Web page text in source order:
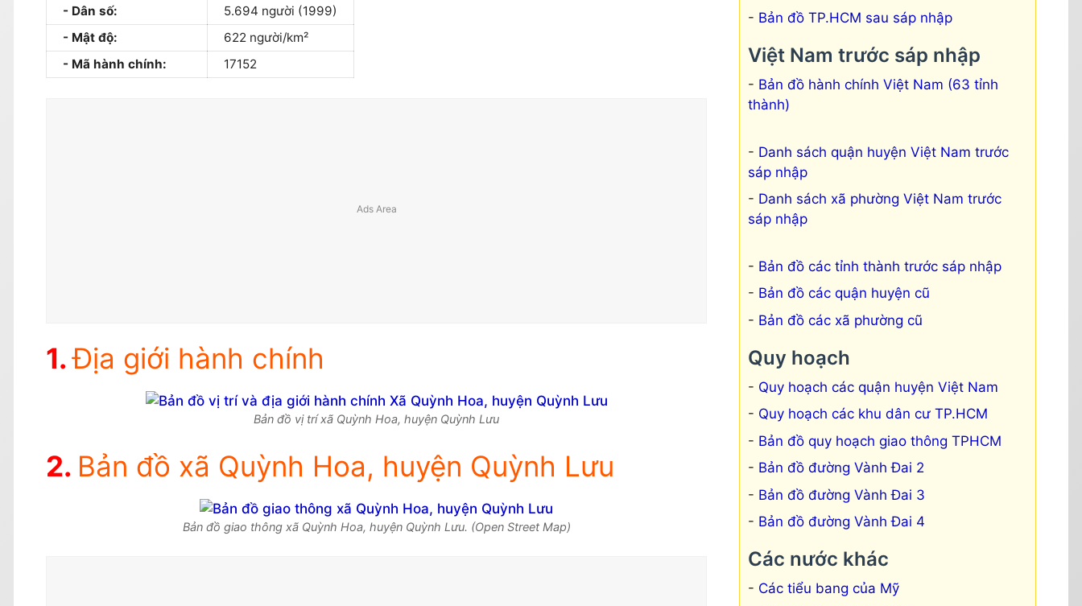
Dân số:
5.694 người (1999)
Mật độ:
622 người/km²
Mã hành chính:
17152
Địa giới hành chính
Bản đồ vị trí xã Quỳnh Hoa, huyện Quỳnh Lưu
Bản đồ xã Quỳnh Hoa, huyện Quỳnh Lưu
Bản đồ giao thông xã Quỳnh Hoa, huyện Quỳnh Lưu. (Open Street Map)
Bản đồ TP.HCM sau sáp nhập
Việt Nam trước sáp nhập
Bản đồ hành chính Việt Nam (63 tỉnh
thành)
Danh sách quận huyện Việt Nam trước
sáp nhập
Danh sách xã phường Việt Nam trước
sáp nhập
Bản đồ các tỉnh thành trước sáp nhập
Bản đồ các quận huyện cũ
Bản đồ các xã phường cũ
Quy hoạch
Quy hoạch các quận huyện Việt Nam
Quy hoạch các khu dân cư TP.HCM
Bản đồ quy hoạch giao thông TPHCM
Bản đồ đường Vành Đai 2
Bản đồ đường Vành Đai 3
Bản đồ đường Vành Đai 4
Các nước khác
Các tiểu bang của Mỹ